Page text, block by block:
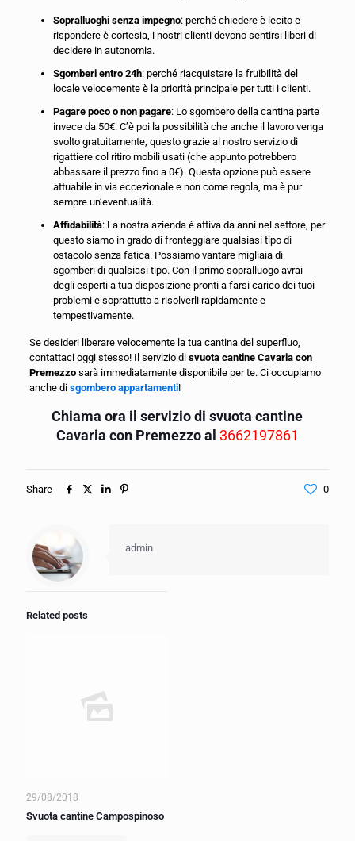
Sopralluoghi senza impegno: perché chiedere è lecito e
rispondere è cortesia, i nostri clienti devono sentirsi liberi di
decidere in autonomia.
Sgomberi entro 24h: perché riacquistare la fruibilità del
locale velocemente è la priorità principale per tutti i clienti.
Pagare poco o non pagare: Lo sgombero della cantina parte
invece da 50€. C’è poi la possibilità che anche il lavoro venga
svolto gratuitamente, questo grazie al nostro servizio di
rigattiere col ritiro mobili usati (che appunto potrebbero
abbassare il prezzo fino a 0€). Questa opzione può essere
attuabile in via eccezionale e non come regola, ma è pur
sempre un’eventualità.
Affidabilità: La nostra azienda è attiva da anni nel settore, per
questo siamo in grado di fronteggiare qualsiasi tipo di
ostacolo senza fatica. Possiamo vantare migliaia di
sgomberi di qualsiasi tipo. Con il primo sopralluogo avrai
degli esperti a tua disposizione pronti a farsi carico dei tuoi
problemi e soprattutto a risolverli rapidamente e
tempestivamente.
Se desideri liberare velocemente la tua cantina del superfluo,
contattaci oggi stesso! Il servizio di svuota cantine Cavaria con
Premezzo sarà immediatamente disponibile per te. Ci occupiamo
anche di sgombero appartamenti!
Chiama ora il servizio di svuota cantine
Cavaria con Premezzo al 3662197861
Share 0
admin
Related posts
29/08/2018
Svuota cantine Campospinoso